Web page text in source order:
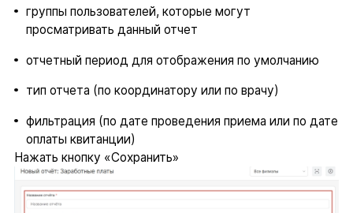
группы пользователей, которые могут
просматривать данный отчет
отчетный период для отображения по умолчанию
тип отчета (по координатору или по врачу)
фильтрация (по дате проведения приема или по дате
оплаты квитанции)
Нажать кнопку «Сохранить»